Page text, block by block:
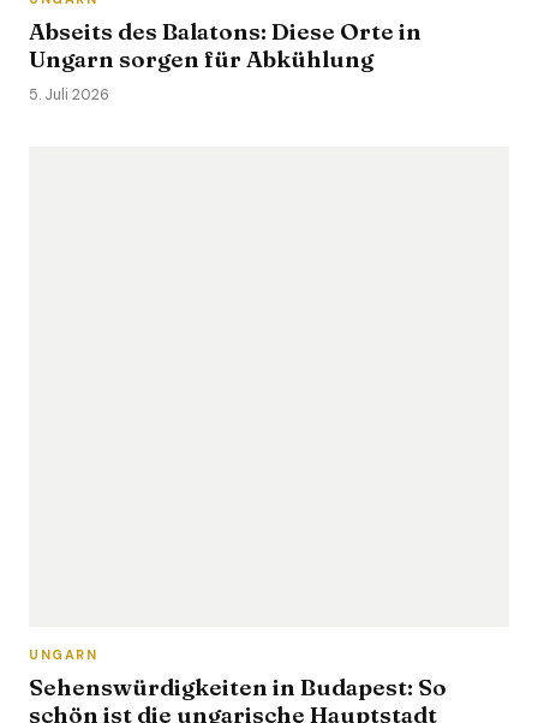
Abseits des Balatons: Diese Orte in
Ungarn sorgen für Abkühlung
5. Juli 2026
UNGARN
Sehenswürdigkeiten in Budapest: So
schön ist die ungarische Hauptstadt